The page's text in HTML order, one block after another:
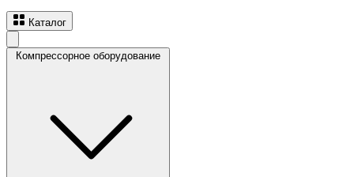
Каталог
Компрессорное оборудование